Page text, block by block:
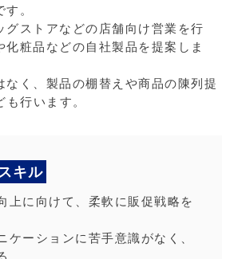
。
グストアなどの店舗向け営業を行
化粧品などの自社製品を提案しま
なく、製品の棚替えや商品の陳列提
行います。
キル
上に向けて、柔軟に販促戦略を
ケーションに苦手意識がなく、